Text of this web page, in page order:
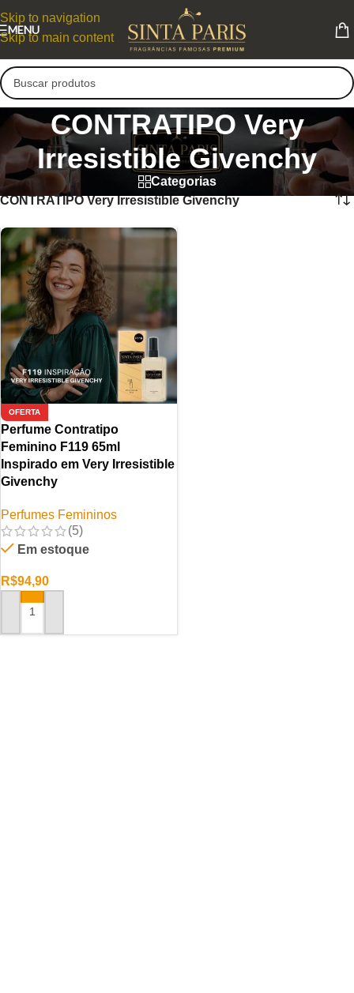
Skip to navigation
Skip to main content
MENU
CONTRATIPO Very
Irresistible Givenchy
Categorias
CONTRATIPO Very Irresistible Givenchy
OFERTA
Perfume Contratipo
Feminino F119 65ml
Inspirado em Very Irresistible
Givenchy
Perfumes Femininos
(5)
Em estoque
R$94,90
ADICIONAR AO CARRINHO